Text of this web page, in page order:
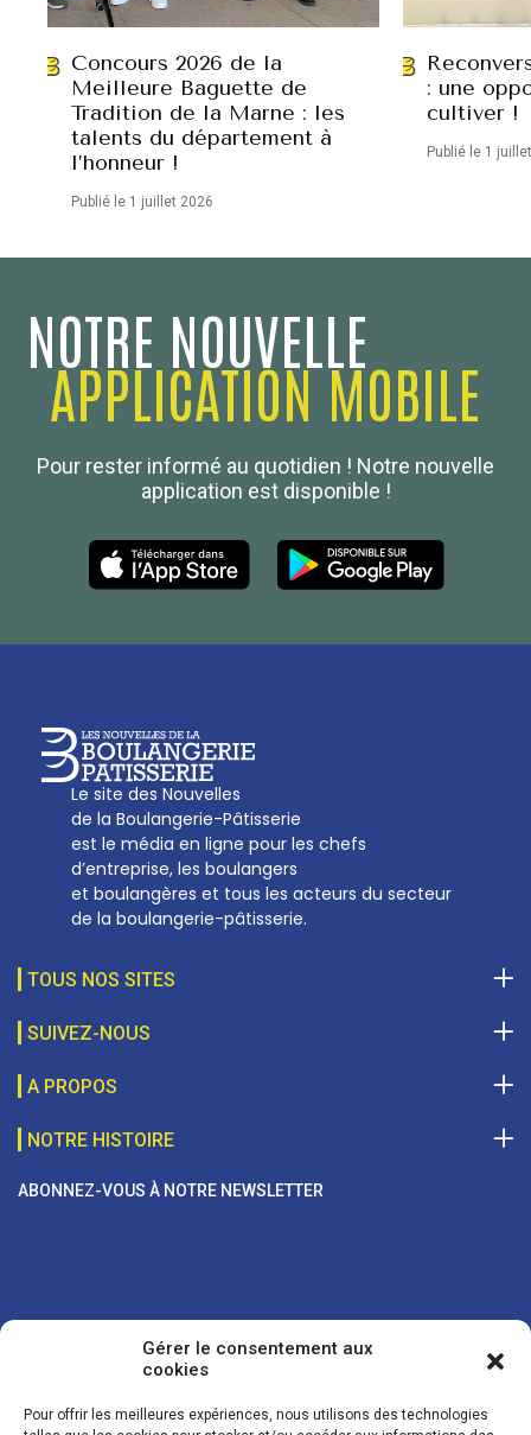
Gérer le consentement aux
cookies
Pour offrir les meilleures expériences, nous utilisons des technologies
Concours 2026 de la
Meilleure Baguette de
Tradition de la Marne : les
talents du département à
l’honneur !
Publié le 1 juillet 2026
: une
cultiver !
Publié le 1
NOTRE NOUVELLE
APPLICATION MOBILE
Pour rester informé au quotidien ! Notre nouvelle
application est disponible !
Le site des Nouvelles
de la Boulangerie-Pâtisserie
est le média en ligne pour les chefs
d’entreprise, les boulangers
et boulangères et tous les acteurs du secteur
de la boulangerie-pâtisserie.
TOUS NOS SITES
Boulanger de France
SUIVEZ-NOUS
A PROPOS
Les Nouvelles de la Boulangerie-Pâtisserie Française
27, av d’Eylau - 75782 Paris Cédex 16
01 53 70 16 25
NOTRE HISTOIRE
ABONNEZ-VOUS À NOTRE NEWSLETTER